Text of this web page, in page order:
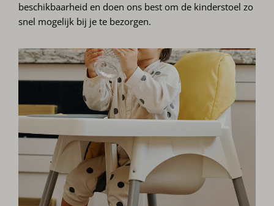
beschikbaarheid en doen ons best om de kinderstoel zo
snel mogelijk bij je te bezorgen.